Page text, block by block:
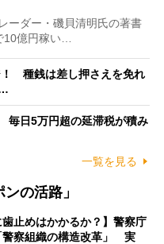
ーダー・磯貝清明氏の著書
10億円稼い…
！ 種銭は差し押さえを免れ
毎日5万円超の延滞税が積み
一覧を見る
の活路」
歯止めはかかるか？】警察庁
警察組織の構造改革」 実